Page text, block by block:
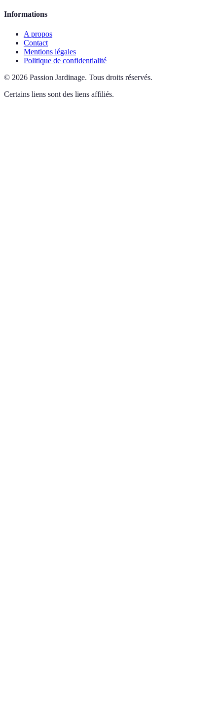
Informations
A propos
Contact
Mentions légales
Politique de confidentialité
© 2026 Passion Jardinage. Tous droits réservés.
Certains liens sont des liens affiliés.